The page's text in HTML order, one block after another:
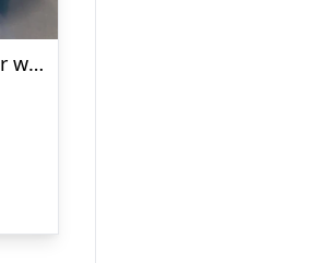
Squishmallows 13 cm star wars – Bamse – Legekammeraten.dk
59,00.